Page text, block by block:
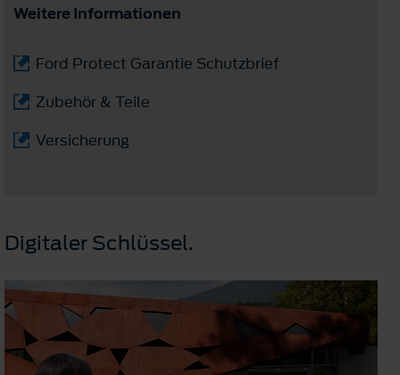
Weitere Informationen
Ford Protect Garantie Schutzbrief
Zubehör & Teile
Versicherung
Digitaler Schlüssel.